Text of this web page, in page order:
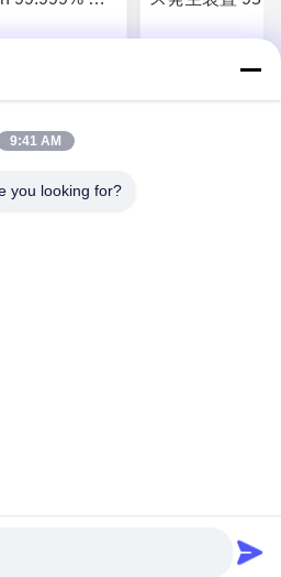
する
最高 の 価
Co.,Ltd すべての権利は保
9:41 AM
you looking for?